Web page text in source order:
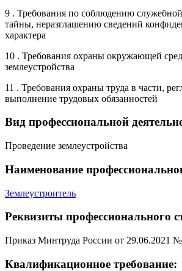
9 . Требования по соблюдению
тайны, неразглашению сведений
характера
10 . Требования охраны окружающей
землеустройства
11 . Требования охраны труда в части,
выполнение трудовых обязанностей
Вид профессиональной
Проведение землеустройства
Наименование
Землеустроитель
Реквизиты профессионального
Приказ Минтруда России от 29.06.2021
Квалификационное требование: